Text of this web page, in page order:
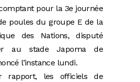
pour la 3e journée
poules du groupe E de la
des Nations, disputé
au stade Japoma de
l’instance lundi.
rapport, les officiels de